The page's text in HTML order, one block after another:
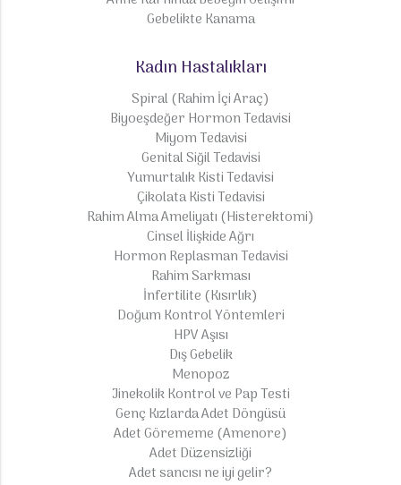
Gebelikte Kanama
Kadın Hastalıkları
Spiral (Rahim İçi Araç)
Biyoeşdeğer Hormon Tedavisi
Miyom Tedavisi
Genital Siğil Tedavisi
Yumurtalık Kisti Tedavisi
Çikolata Kisti Tedavisi
Rahim Alma Ameliyatı (Histerektomi)
Cinsel İlişkide Ağrı
Hormon Replasman Tedavisi
Rahim Sarkması
İnfertilite (Kısırlık)
Doğum Kontrol Yöntemleri
HPV Aşısı
Dış Gebelik
Menopoz
Jinekolik Kontrol ve Pap Testi
Genç Kızlarda Adet Döngüsü
Adet Görememe (Amenore)
Adet Düzensizliği
Adet sancısı ne iyi gelir?